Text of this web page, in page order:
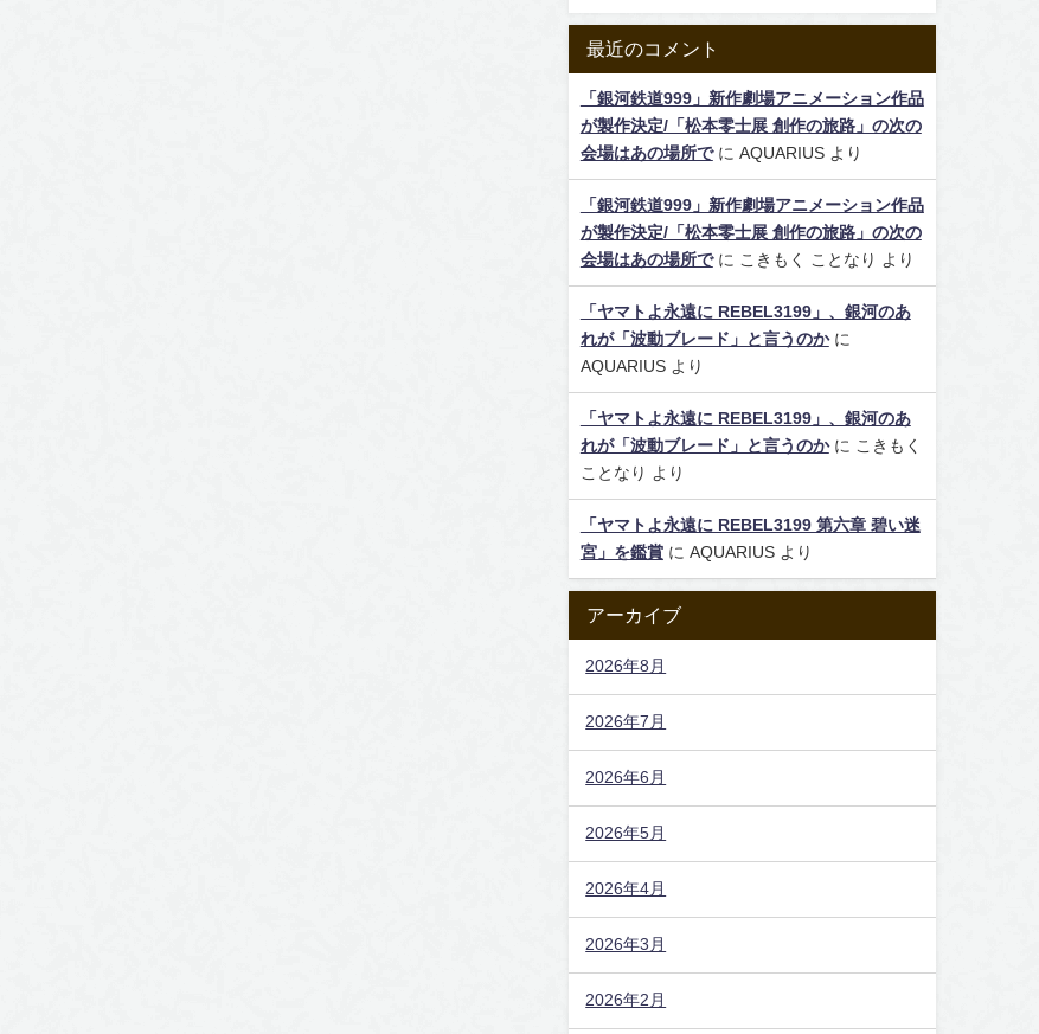
最近のコメント
「銀河鉄道999」新作劇場アニメーション作品
が製作決定/「松本零士展 創作の旅路」の次の
会場はあの場所でに AQUARIUSより
「銀河鉄道999」新作劇場アニメーション作品
が製作決定/「松本零士展 創作の旅路」の次の
会場はあの場所でに こきもく ことなり より
「ヤマトよ永遠に REBEL3199」、銀河のあ
れが「波動ブレード」と言うのかに
AQUARIUSより
「ヤマトよ永遠に REBEL3199」、銀河のあ
れが「波動ブレード」と言うのかに
こきもく
ことなり
より
「ヤマトよ永遠に REBEL3199 第六章 碧い迷
宮」を鑑賞に AQUARIUSより
アーカイブ
2026年8月
2026年7月
2026年6月
2026年5月
2026年4月
2026年3月
2026年2月